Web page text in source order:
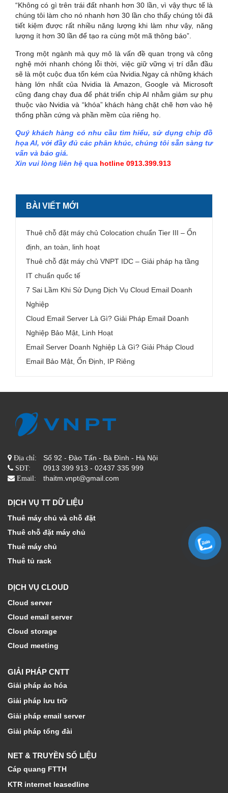
“Không có gì trên trái đất nhanh hơn 30 lần, vì vậy thực tế là
chúng tôi làm cho nó nhanh hơn 30 lần cho thấy chúng tôi đã
tiết kiệm được rất nhiều năng lượng khi làm như vậy, năng
lượng ít hơn 30 lần để tạo ra cùng một mã thông báo”.
Trong một ngành mà quy mô là vấn đề quan trọng và công
nghệ mới nhanh chóng lỗi thời, việc giữ vững vị trí dẫn đầu
sẽ là một cuộc đua tốn kém của Nvidia.Ngay cả những khách
hàng lớn nhất của Nvidia là Amazon, Google và Microsoft
cũng đang chạy đua để phát triển chip AI nhằm giảm sự phụ
thuộc vào Nvidia và “khóa” khách hàng chặt chẽ hơn vào hệ
thống phần cứng và phần mềm của riêng họ.
Quý khách hàng có nhu cầu tìm hiểu, sử dụng chip đồ
họa AI, với đầy đủ các phân khúc, chúng tôi sẵn sàng tư
vấn và báo giá.
Xin vui lòng liên hệ qua hotline 0913.399.913
BÀI VIẾT MỚI
Thuê chỗ đặt máy chủ Colocation chuẩn Tier III – Ổn
định, an toàn, linh hoạt
Thuê chỗ đặt máy chủ VNPT IDC – Giải pháp hạ tầng
IT chuẩn quốc tế
7 Sai Lầm Khi Sử Dụng Dịch Vụ Cloud Email Doanh
Nghiệp
Cloud Email Server Là Gì? Giải Pháp Email Doanh
Nghiệp Bảo Mật, Linh Hoạt
Email Server Doanh Nghiệp Là Gì? Giải Pháp Cloud
Email Bảo Mật, Ổn Định, IP Riêng
Địa chỉ: Số 92 - Đào Tấn - Bà Đình - Hà Nội
SĐT: 0913 399 913 - 02437 335 999
Email: thaitm.vnpt@gmail.com
DỊCH VỤ TT DỮ LIỆU
Thuê máy chủ và chỗ đặt
Thuê chỗ đặt máy chủ
Thuê máy chủ
Thuê tủ rack
DỊCH VỤ CLOUD
Cloud server
Cloud email server
Cloud storage
Cloud meeting
GIẢI PHÁP CNTT
Giải pháp ảo hóa
Giải pháp lưu trữ
Giải pháp email server
Giải pháp tổng đài
NET & TRUYỀN SỐ LIỆU
Cáp quang FTTH
KTR internet leasedline